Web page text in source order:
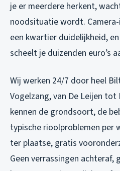
je er meerdere herkent,
noodsituatie wordt.
een kwartier duidelijkheid,
scheelt je duizenden euro’s
Wij werken 24/7 door heel
Vogelzang, van De Leijen
kennen de grondsoort, de
typische rioolproblemen per
ter plaatse, gratis
Geen verrassingen achteraf,